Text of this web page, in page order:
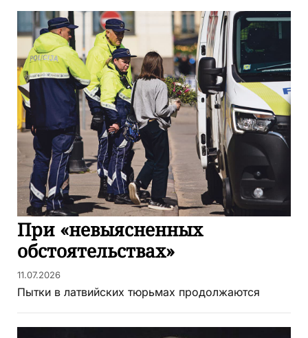
При «невыясненных
обстоятельствах»
11.07.2026
Пытки в латвийских тюрьмах продолжаются